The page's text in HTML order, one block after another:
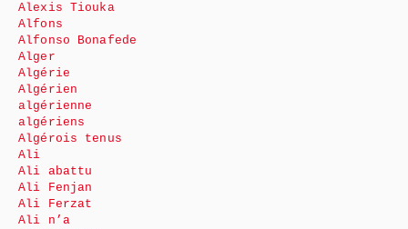
Alexis Tiouka
Alfons
Alfonso Bonafede
Alger
Algérie
Algérien
algérienne
algériens
Algérois tenus
Ali
Ali abattu
Ali Fenjan
Ali Ferzat
Ali n’a